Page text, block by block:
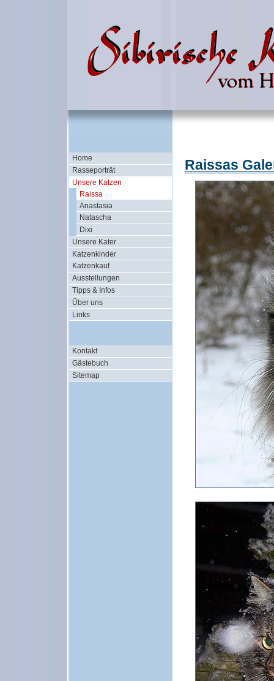
Home
Rasseporträt
Unsere Katzen
Raissa
Anastasia
Natascha
Dixi
Unsere Kater
Katzenkinder
Katzenkauf
Ausstellungen
Tipps & Infos
Über uns
Links
Kontakt
Gästebuch
Sitemap
Raissas